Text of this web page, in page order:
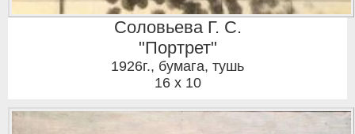
Соловьева Г. С.
"Портрет"
1926г., бумага, тушь
16 x 10